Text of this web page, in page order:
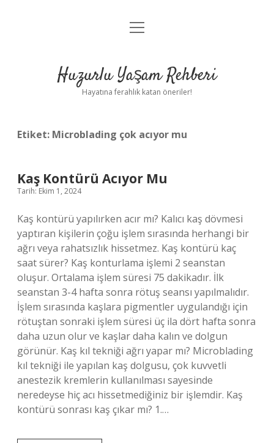
Anasayfa
Yasal Uyarı
menüyü
Huzurlu Yaşam Rehberi
Hayatına ferahlık katan öneriler!
Etiket: Microblading çok acıyor mu
Kaş Kontürü Acıyor Mu
Tarih: Ekim 1, 2024
Kaş kontürü yapılırken acır mı? Kalıcı kaş dövmesi
yaptıran kişilerin çoğu işlem sırasında herhangi bir
ağrı veya rahatsızlık hissetmez. Kaş kontürü kaç
saat sürer? Kaş konturlama işlemi 2 seanstan
oluşur. Ortalama işlem süresi 75 dakikadır. İlk
seanstan 3-4 hafta sonra rötuş seansı yapılmalıdır.
İşlem sırasında kaşlara pigmentler uygulandığı için
rötuştan sonraki işlem süresi üç ila dört hafta sonra
daha uzun olur ve kaşlar daha kalın ve dolgun
görünür. Kaş kıl tekniği ağrı yapar mı? Microblading
kıl tekniği ile yapılan kaş dolgusu, çok kuvvetli
anestezik kremlerin kullanılması sayesinde
neredeyse hiç acı hissetmediğiniz bir işlemdir. Kaş
kontürü sonrası kaş çıkar mı? 1.…